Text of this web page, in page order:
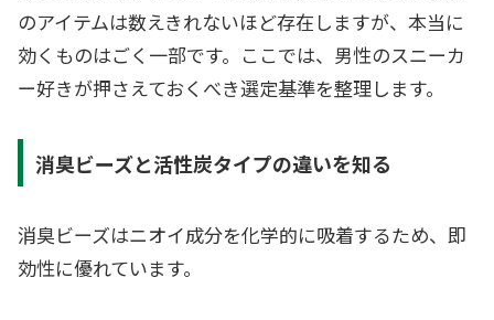
のアイテムは数えきれないほど存在しますが、本当に
効くものはごく一部です。ここでは、男性のスニーカ
ー好きが押さえておくべき選定基準を整理します。
消臭ビーズと活性炭タイプの違いを知る
消臭ビーズはニオイ成分を化学的に吸着するため、即
効性に優れています。